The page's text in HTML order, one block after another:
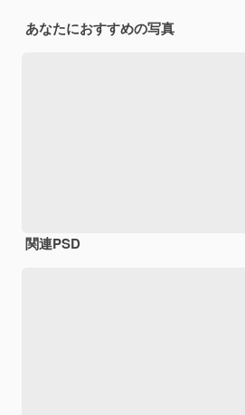
あなたにおすすめの写真
関連PSD